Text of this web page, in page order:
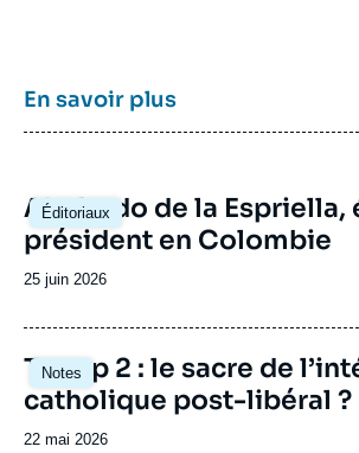
recherche sur le Canada
en 2016, dont les archives restent
accessibles.
En savoir plus
Éditoriaux
Image
principale
Abelardo de la Espriella,
président en Colombie
Date
publication
25 juin 2026
Notes
Image
principale
Trump 2 : le sacre de
catholique post-libéral ?
Date
22 mai 2026